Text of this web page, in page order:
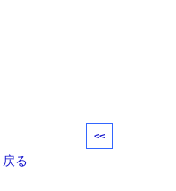
<<
戻る